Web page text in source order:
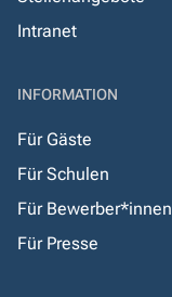
Intranet
INFORMATION
Für Gäste
Für Schulen
Für Bewerber*innen
Für Presse